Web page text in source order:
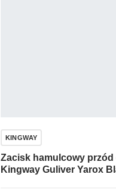
KINGWAY
Zacisk hamulcowy przód
Kingway Guliver Yarox